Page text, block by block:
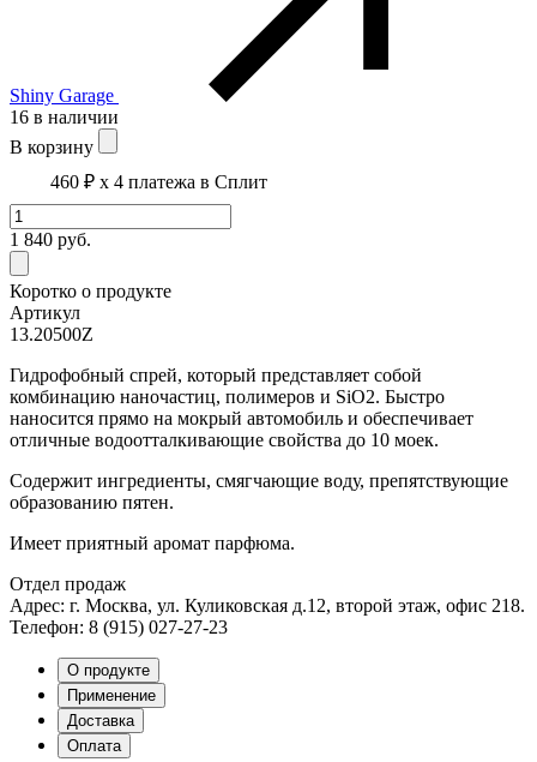
Shiny Garage
16 в наличии
В корзину
460 ₽x 4 платежа в Сплит
1 840 руб.
Коротко о продукте
Артикул
13.20500Z
Гидрофобный спрей, который представляет собой
комбинацию наночастиц, полимеров и SiO2. Быстро
наносится прямо на мокрый автомобиль и обеспечивает
отличные водоотталкивающие свойства до 10 моек.
Содержит ингредиенты, смягчающие воду, препятствующие
образованию пятен.
Имеет приятный аромат парфюма.
Отдел продаж
Адрес: г. Москва, ул. Куликовская д.12, второй этаж, офис 218.
Телефон: 8 (915) 027-27-23
О продукте
Применение
Доставка
Оплата